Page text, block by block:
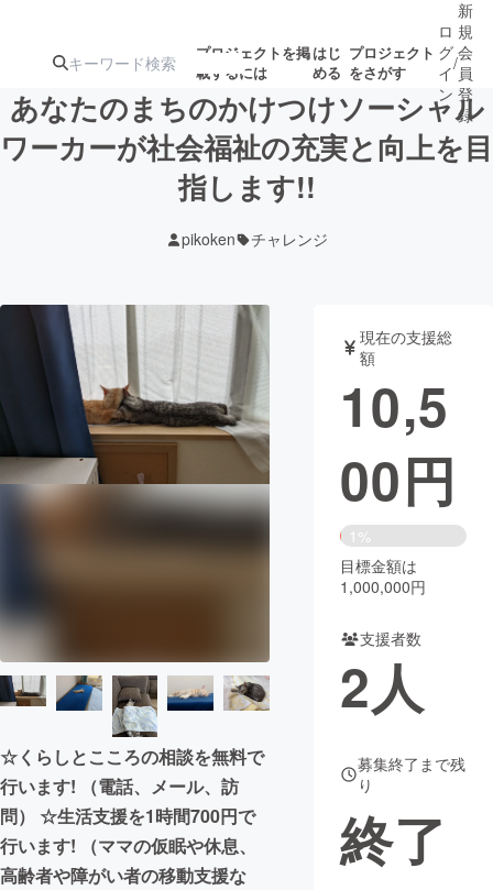
プロジェクトを掲
載するには
はじ
める
プロジェクト
をさがす
注目の新着プロ 募集終了が近いプ
ロジェクト
テクノロジー・ガジェット
映像・映画 書籍・雑誌
ビジネス・起業 チャレンジ
CAMPFIRE Creation
コミュニティ
ロ
グ
イ
ン
/
新
規
会
員
登
録
あなたのまちのかけつけソーシャル
ワーカーが社会福祉の充実と向上を目
指します!!
pikoken チャレンジ
☆くらしとこころの相談を無料で
行います! （電話、メール、訪
問） ☆生活支援を1時間700円で
行います! （ママの仮眠や休息、
高齢者や障がい者の移動支援な
現在の支援総
額
10,5
00円
1%
目標金額は
1,000,000円
支援者数
2人
募集終了まで残
り
終了